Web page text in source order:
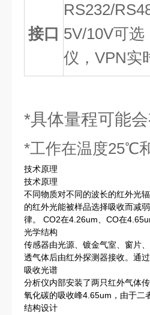
接口
RS232/
5V/10V可
仪，VPN实
*具体量程可能会
*工作在温度25℃
技术原理
技术原理
不同物质对不同的波长的红外光
的红外光能被样品选择吸收而减
律。 CO2在4.26um、CO在
光学结构
传感器由光源、镀金气室、窗片
透气体后由红外探测器接收。通
吸收光谱
分析仪内部安装了两只红外气体
氧化碳的吸收峰4.65um，由于二
结构设计